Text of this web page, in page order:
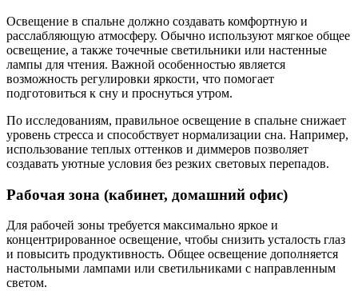
Освещение в спальне должно создавать комфортную и
расслабляющую атмосферу. Обычно используют мягкое общее
освещение, а также точечные светильники или настенные
лампы для чтения. Важной особенностью является
возможность регулировки яркости, что помогает
подготовиться к сну и проснуться утром.
По исследованиям, правильное освещение в спальне снижает
уровень стресса и способствует нормализации сна. Например,
использование теплых оттенков и диммеров позволяет
создавать уютные условия без резких световых перепадов.
Рабочая зона (кабинет, домашний офис)
Для рабочей зоны требуется максимально яркое и
концентрированное освещение, чтобы снизить усталость глаз
и повысить продуктивность. Общее освещение дополняется
настольными лампами или светильниками с направленным
светом.